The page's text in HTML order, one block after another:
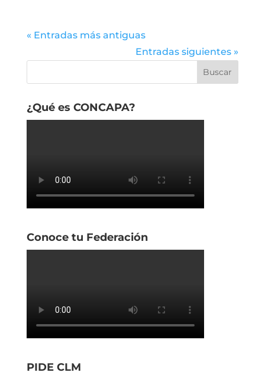
« Entradas más antiguas
Entradas siguientes »
¿Qué es CONCAPA?
Conoce tu Federación
PIDE CLM